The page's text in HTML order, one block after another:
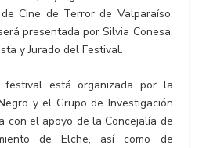
Cine de Terror de Valparaíso,
presentada por Silvia Conesa,
y Jurado del Festival.
está organizada por la
y el Grupo de Investigación
con el apoyo de la Concejalía de
de Elche, así como de